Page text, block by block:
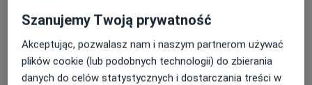
250 zł Szczegóły Umów wizytę
Szanujemy Twoją prywatność
Akceptując, pozwalasz nam i naszym partnerom używać
plików cookie (lub podobnych technologii) do zbierania
danych do celów statystycznych i dostarczania treści w